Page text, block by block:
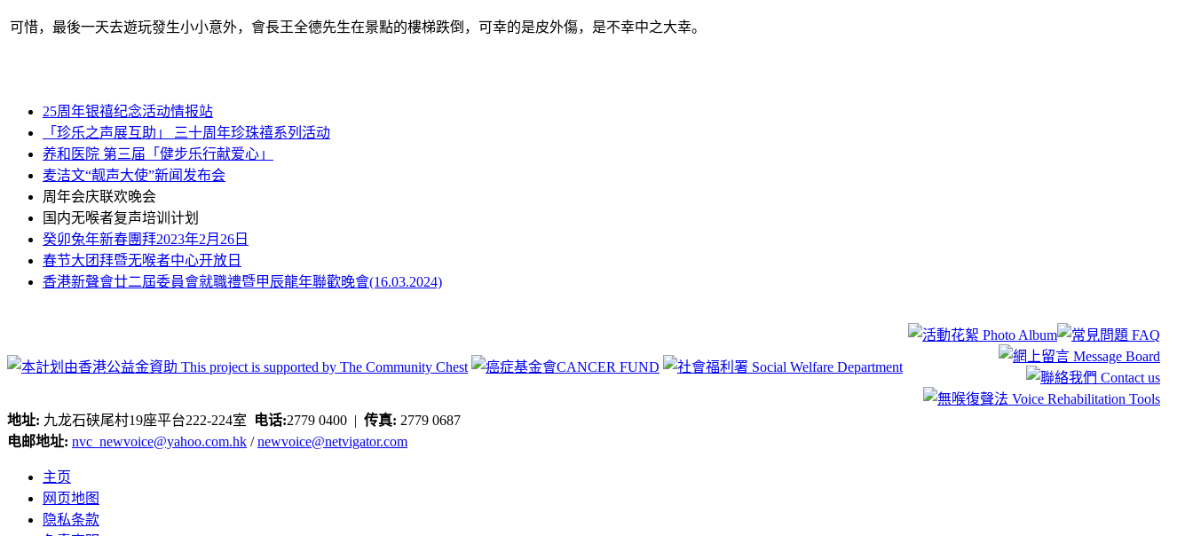
可惜，最後一天去遊玩發生小小意外，會長王全德先生在景點的樓梯跌倒，可幸的是皮外傷，是不幸中之大幸。
25周年银禧纪念活动情报站
「珍乐之声展互助」 三十周年珍珠禧系列活动
养和医院 第三届「健步乐行献爱心」
麦洁文“靓声大使”新闻发布会
周年会庆联欢晚会
国内无喉者复声培训计划
癸卯兔年新春團拜2023年2月26日
春节大团拜暨无喉者中心开放日
香港新聲會廿二屆委員會就職禮暨甲辰龍年聯歡晚會(16.03.2024)
地址: 九龙石硖尾村19座平台222-224室 电话:2779 0400 | 传真: 2779 0687
电邮地址: nvc_newvoice@yahoo.com.hk /newvoice@netvigator.com
主页
网页地图
隐私条款